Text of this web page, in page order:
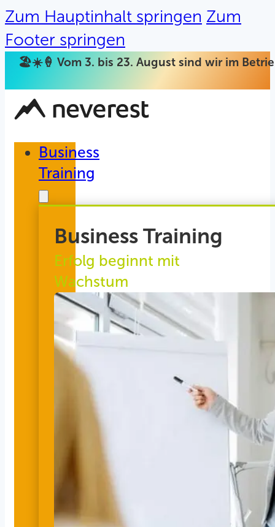
Zum Hauptinhalt springen Zum
Footer springen
🏖️☀️🍦 Vom 3. bis 23. August sind wir im
Business
Training
Business Training
Erfolg beginnt mit
Wachstum